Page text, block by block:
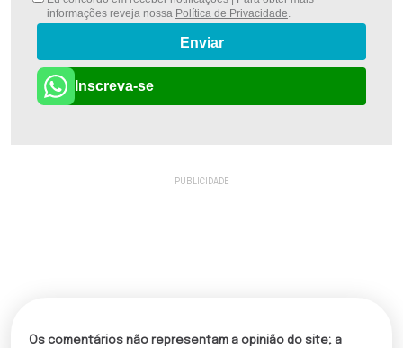
informações reveja nossa Política de Privacidade.
Enviar
Inscreva-se
Os comentários não representam a opinião do site; a